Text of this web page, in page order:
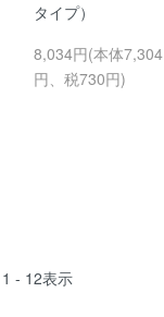
タイプ）
8,034円(本体7,304
円、税730円)
1 - 12表示